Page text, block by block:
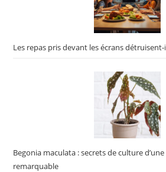
Les repas pris devant les écrans détruisent-
Begonia maculata : secrets de culture
remarquable